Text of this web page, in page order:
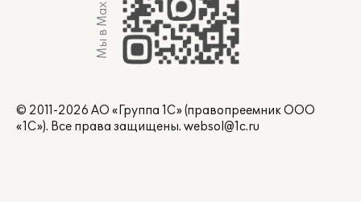
Мы в Max
© 2011-2026 АО «Группа 1С» (правопреемник ООО
«1С»). Все права защищены. websol@1c.ru